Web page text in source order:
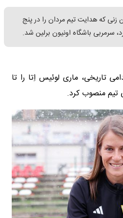
زنی که هدایت تیم مردان را در پنج
سرمربی باشگاه اونیون برلین شد.
تاریخی، ماری لوئیس اِتا را تا
تیم منصوب کرد.